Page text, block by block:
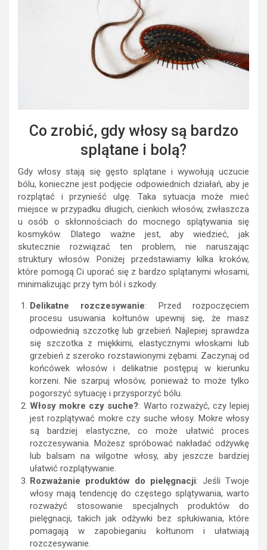
Co zrobić, gdy włosy są bardzo
splątane i bolą?
Gdy włosy stają się gęsto splątane i wywołują uczucie
bólu, konieczne jest podjęcie odpowiednich działań, aby je
rozplątać i przynieść ulgę. Taka sytuacja może mieć
miejsce w przypadku długich, cienkich włosów, zwłaszcza
u osób o skłonnościach do mocnego splątywania się
kosmyków. Dlatego ważne jest, aby wiedzieć, jak
skutecznie rozwiązać ten problem, nie naruszając
struktury włosów. Poniżej przedstawiamy kilka kroków,
które pomogą Ci uporać się z bardzo splątanymi włosami,
minimalizując przy tym ból i szkody.
Delikatne rozczesywanie: Przed rozpoczęciem
procesu usuwania kołtunów upewnij się, że masz
odpowiednią szczotkę lub grzebień. Najlepiej sprawdza
się szczotka z miękkimi, elastycznymi włoskami lub
grzebień z szeroko rozstawionymi zębami. Zaczynaj od
końcówek włosów i delikatnie postępuj w kierunku
korzeni. Nie szarpuj włosów, ponieważ to może tylko
pogorszyć sytuację i przysporzyć bólu.
Włosy mokre czy suche?: Warto rozważyć, czy lepiej
jest rozplątywać mokre czy suche włosy. Mokre włosy
są bardziej elastyczne, co może ułatwić proces
rozczesywania. Możesz spróbować nakładać odżywkę
lub balsam na wilgotne włosy, aby jeszcze bardziej
ułatwić rozplątywanie.
Rozważanie produktów do pielęgnacji: Jeśli Twoje
włosy mają tendencję do częstego splątywania, warto
rozważyć stosowanie specjalnych produktów do
pielęgnacji, takich jak odżywki bez spłukiwania, które
pomagają w zapobieganiu kołtunom i ułatwiają
rozczesywanie.